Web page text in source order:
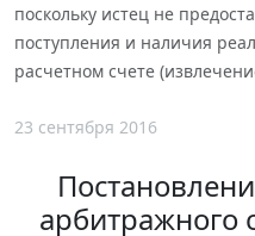
поскольку истец не
поступления и наличия
расчетном счете
23 сентября 2016
арбитражного